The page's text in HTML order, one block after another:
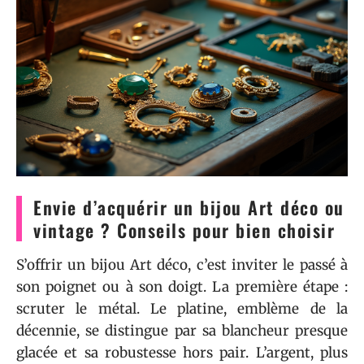
Envie d’acquérir un bijou Art déco ou
vintage ? Conseils pour bien choisir
S’offrir un bijou Art déco, c’est inviter le passé à
son poignet ou à son doigt. La première étape :
scruter le métal. Le platine, emblème de la
décennie, se distingue par sa blancheur presque
glacée et sa robustesse hors pair. L’argent, plus